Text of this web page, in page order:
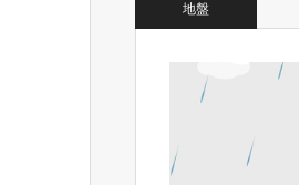
地盤